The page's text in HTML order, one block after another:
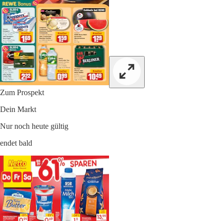
Zum Prospekt
Dein Markt
Nur noch heute gültig
endet bald